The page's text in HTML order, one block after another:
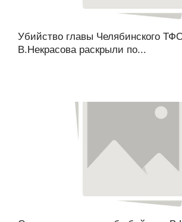
Убийство главы Челябинского
В.Некрасова раскрыли по...